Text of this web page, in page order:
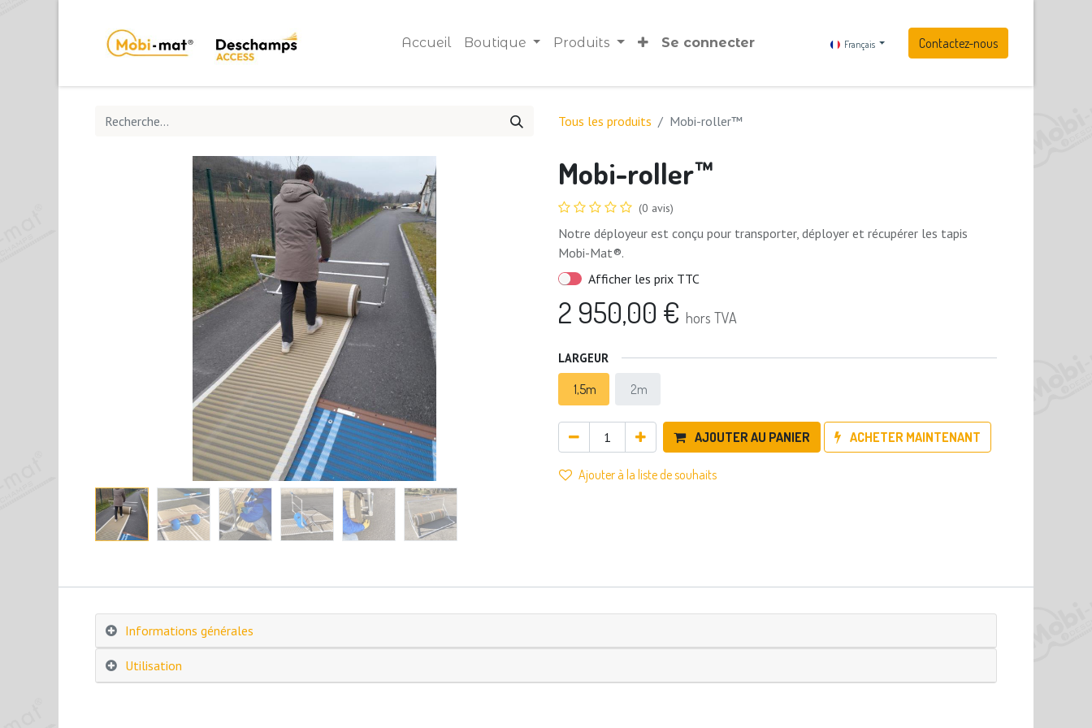
Accueil Boutique Produits Se connecter Français Contactez-nous
Tous les produits Mobi-roller™
Mobi-roller™
(0 avis)
Notre déployeur est conçu pour transporter, déployer et récupérer les tapis
Mobi-Mat®.
Afficher les prix TTC
2 950,00 € hors TVA
LARGEUR
1,5m 2m
AJOUTER AU PANIER ACHETER MAINTENANT
Ajouter à la liste de souhaits
Informations générales
Utilisation